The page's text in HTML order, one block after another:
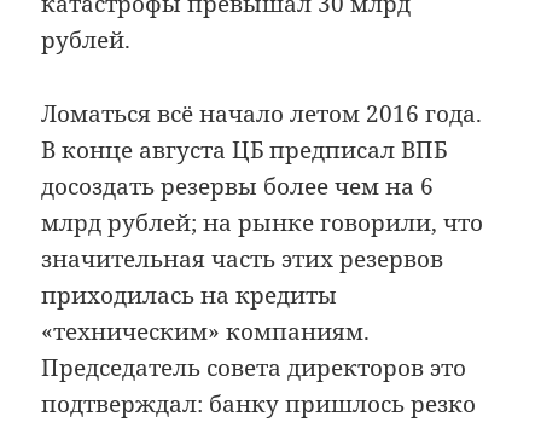
рублей.
Ломаться всё начало летом 2016 года.
В конце августа ЦБ предписал ВПБ
досоздать резервы более чем на 6
млрд рублей; на рынке говорили, что
значительная часть этих резервов
приходилась на кредиты
«техническим» компаниям.
Председатель совета директоров это
подтверждал: банку пришлось резко